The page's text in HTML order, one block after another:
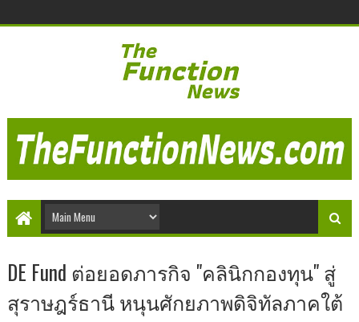
DE Fund ต่อยอดภารกิจ "คลินิกกองทุน" สู่
สุราษฎร์ธานี หนุนศักยภาพดิจิทัลภาคใต้